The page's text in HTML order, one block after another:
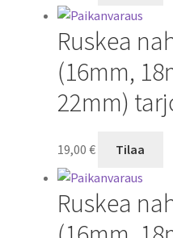
Ruskea
(16mm,
22mm)
19,00 € Tilaa
Ruskea